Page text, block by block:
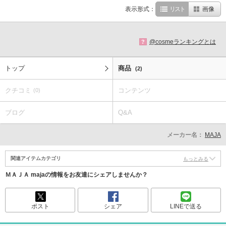
表示形式： リスト 画像
? @cosmeランキングとは
トップ 商品 (2)
クチコミ (0) コンテンツ
ブログ Q&A
メーカー名： MAJA
関連アイテムカテゴリ もっとみる
ＭＡＪＡ majaの情報をお友達にシェアしませんか？
ポスト シェア LINEで送る